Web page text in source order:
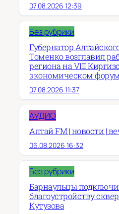
07.08.2026 12:39
Без рубрики
Губернатор
Томенко возглавил
региона на VIII
экономическом
07.08.2026 11:37
АУДИО
Алтай FM | новости |
06.08.2026 16:32
Без рубрики
Барнаульцы
благоустройству
Кутузова